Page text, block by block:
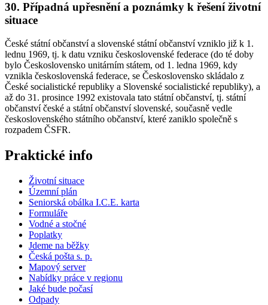
30. Případná upřesnění a poznámky k řešení životní
situace
České státní občanství a slovenské státní občanství vzniklo již k 1.
lednu 1969, tj. k datu vzniku československé federace (do té doby
bylo Československo unitárním státem, od 1. ledna 1969, kdy
vznikla československá federace, se Československo skládalo z
České socialistické republiky a Slovenské socialistické republiky), a
až do 31. prosince 1992 existovala tato státní občanství, tj. státní
občanství české a státní občanství slovenské, současně vedle
československého státního občanství, které zaniklo společně s
rozpadem ČSFR.
Praktické info
Životní situace
Územní plán
Seniorská obálka I.C.E. karta
Formuláře
Vodné a stočné
Poplatky
Jdeme na běžky
Česká pošta s. p.
Mapový server
Nabídky práce v regionu
Jaké bude počasí
Odpady